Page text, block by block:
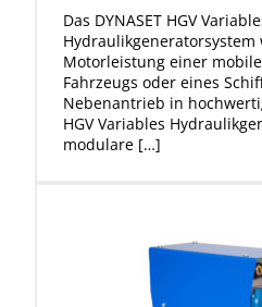
Das DYNASET HGV
Motorleistung einer
Fahrzeugs oder eines
Nebenantrieb in
HGV Variables
modulare […]